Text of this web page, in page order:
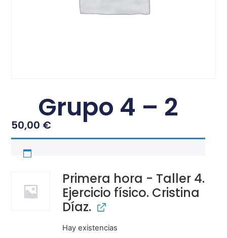
Grupo 4 – 2
50,00 €
Primera hora - Taller 4.
Ejercicio físico. Cristina
Díaz.
Hay existencias